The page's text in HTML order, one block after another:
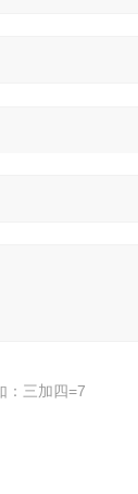
：三加四=7